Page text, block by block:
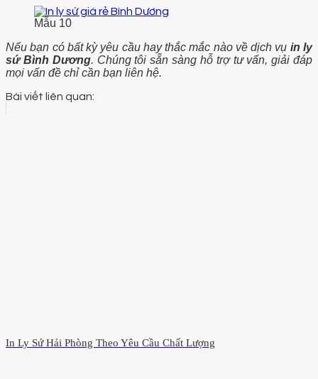
Mẫu 10
Nếu bạn có bất kỳ yêu cầu hay thắc mắc nào về dịch vụ in ly
sứ Bình Dương. Chúng tôi sẵn sàng hỗ trợ tư vấn, giải đáp
mọi vấn đề chỉ cần bạn liên hệ.
Bài viết liên quan:
In Ly Sứ Hải Phòng Theo Yêu Cầu Chất Lượng